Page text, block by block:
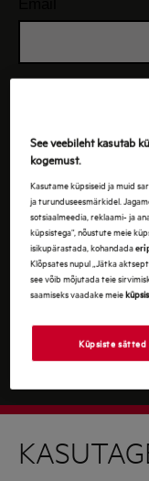
For information
data, please
See veebileht kasutab
kogemust.
Kasutame küpsiseid ja muid
ja turunduseesmärkidel.
sotsiaalmeedia, reklaami- ja
küpsistega“, nõustute meie
isikupärastada, kohandada
Klõpsates nupul „Jätka
see võib mõjutada teie
saamiseks vaadake meie
Küpsiste sätted